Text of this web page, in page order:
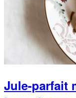
Jule-parfait